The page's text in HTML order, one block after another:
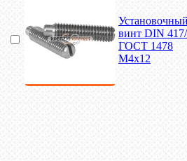
винт DIN 417/
ГОСТ 1478
М4х12